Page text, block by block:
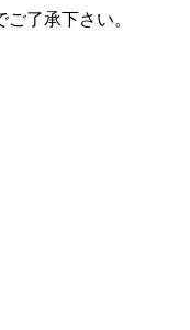
了承下さい。